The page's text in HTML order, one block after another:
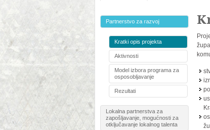
Partnerstvo za razvoj
Kratki opis projekta
Aktivnosti
Model izbora programa za
osposobljavanje
Rezultati
Lokalna partnerstva za
zapošljavanje, mogućnosti za
otključavanje lokalnog talenta